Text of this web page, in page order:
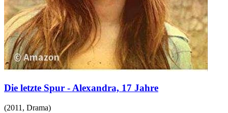
Die letzte Spur - Alexandra, 17 Jahre
(2011 , Drama)